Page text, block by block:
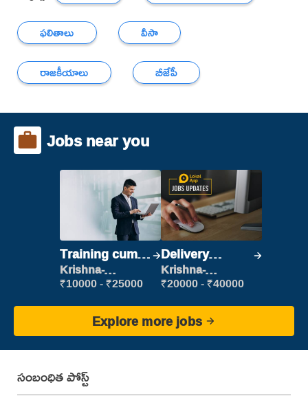
ఫలితాలు
వీసా
రాజకీయాలు
బీజేపీ
Jobs near you
Training cum
Placement
Krishna-
vijayawada
₹10000 - ₹25000
Delivery
Executive
Krishna-
vijayawada
₹20000 - ₹40000
Explore more jobs
సంబంధిత పోస్ట్